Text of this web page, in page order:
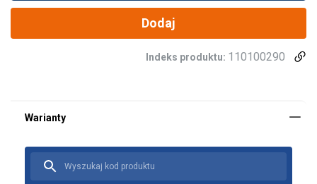
Dodaj
Indeks produktu: 110100290
Używamy plików cookie w celu
informacje o tym, jak korzystasz z naszej